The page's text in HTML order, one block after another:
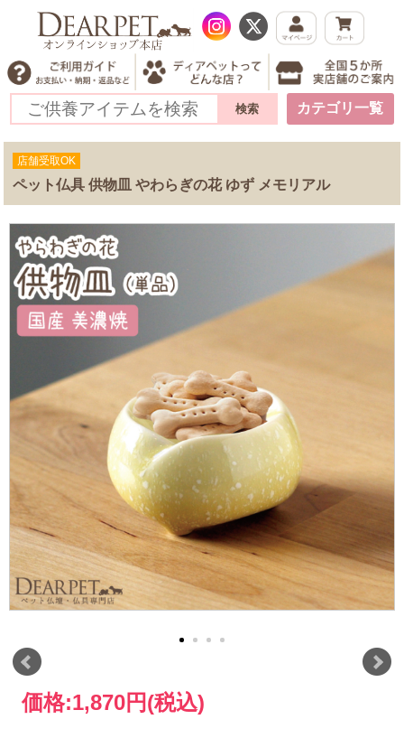
カテゴリ一覧
店舗受取OK
ペット仏具 供物皿 やわらぎの花 ゆず メモリアル
価格:1,870円(税込)